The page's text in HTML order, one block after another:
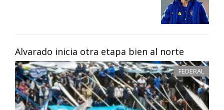
Alvarado inicia otra etapa bien al norte
FEDERAL